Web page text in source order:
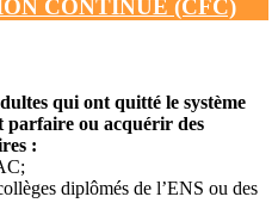
CONTINUE (CFC)
qui ont quitté le système
parfaire ou acquérir des
:
diplômés de l’ENS ou des